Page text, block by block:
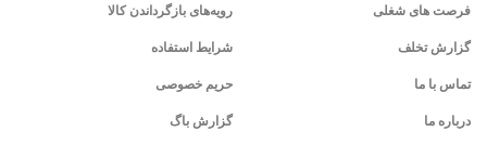
فرصت های شغلی
گزارش تخلف
تماس با ما
درباره ما
رویه‌های بازگرداندن کالا
شرایط استفاده
حریم خصوصی
گزارش باگ